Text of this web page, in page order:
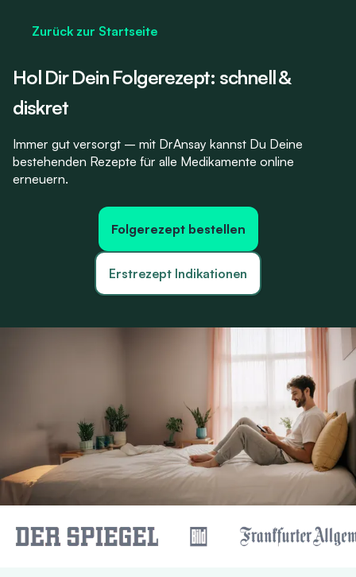
Zurück zur Startseite
Hol Dir Dein Folgerezept: schnell &
diskret
Immer gut versorgt – mit DrAnsay kannst Du Deine
bestehenden Rezepte für alle Medikamente online
erneuern.
Folgerezept bestellen
Erstrezept Indikationen